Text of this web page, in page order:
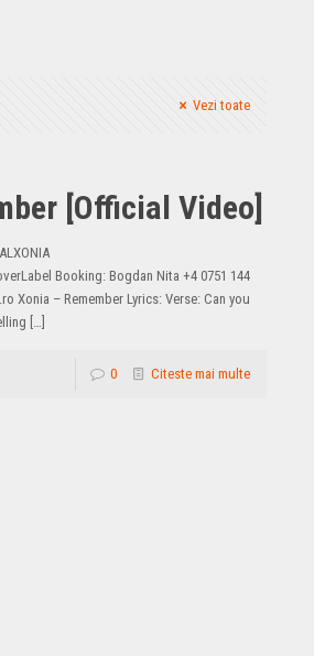
Vezi toate
[Official Video]
Booking: Bogdan Nita +4 0751 144
Xonia – Remember Lyrics: Verse: Can you
[…]
0 Citeste mai multe